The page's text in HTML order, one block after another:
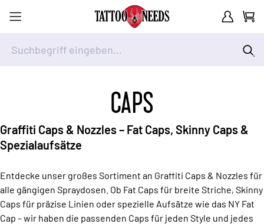
CAPS
Graffiti Caps & Nozzles – Fat Caps, Skinny Caps &
Spezialaufsätze
Entdecke unser großes Sortiment an Graffiti Caps & Nozzles für
alle gängigen Spraydosen. Ob Fat Caps für breite Striche, Skinny
Caps für präzise Linien oder spezielle Aufsätze wie das NY Fat
Cap – wir haben die passenden Caps für jeden Style und jedes